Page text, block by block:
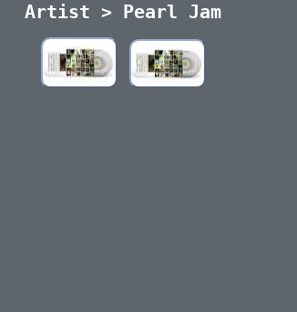
Artist > Pearl Jam